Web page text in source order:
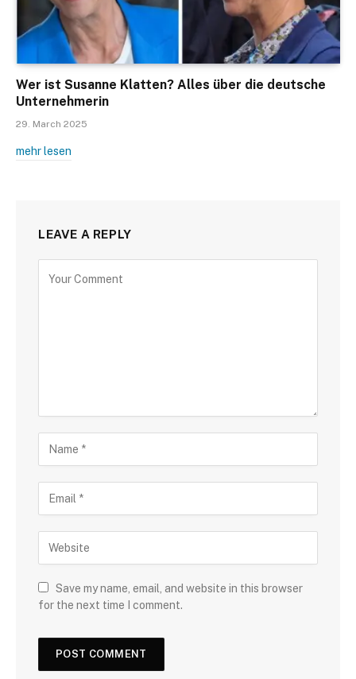
Wer ist Susanne Klatten? Alles über die deutsche
Unternehmerin
29. March 2025
mehr lesen
LEAVE A REPLY
Save my name, email, and website in this browser
for the next time I comment.